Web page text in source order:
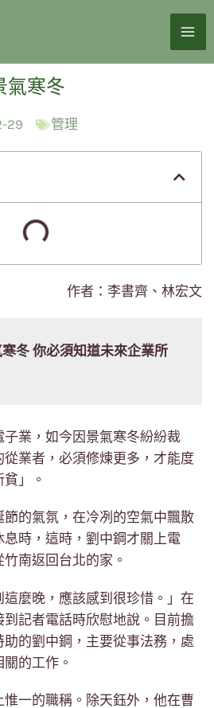
氣寒冬
29 管理
作者：李書齊、林宏文
冬 你必須知道未來企業所
業，如今因景氣寒冬紛紛裁
業者，必須修煉更多，才能度
」。
的氣氛，在冷冽的空氣中飄散
時，這時，劉中鋼才關上電
南返回台北的家。
這麼晚，應該感到很珍惜。」在
記者電話時欣慰地說。目前擔
的劉中鋼，主要從事法務，處
的工作。
一的職稱。除天鈺外，他在曹